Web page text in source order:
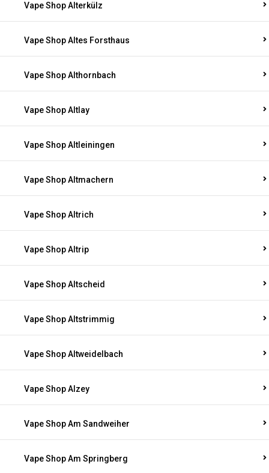
Vape Shop Alterkülz
Vape Shop Altes Forsthaus
Vape Shop Althornbach
Vape Shop Altlay
Vape Shop Altleiningen
Vape Shop Altmachern
Vape Shop Altrich
Vape Shop Altrip
Vape Shop Altscheid
Vape Shop Altstrimmig
Vape Shop Altweidelbach
Vape Shop Alzey
Vape Shop Am Sandweiher
Vape Shop Am Springberg